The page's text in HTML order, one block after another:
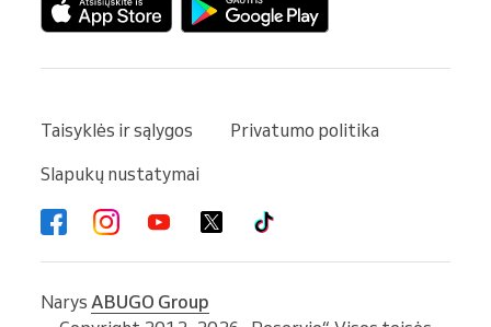
Taisyklės ir sąlygos
Privatumo politika
Slapukų nustatymai
Narys ABUGO Group